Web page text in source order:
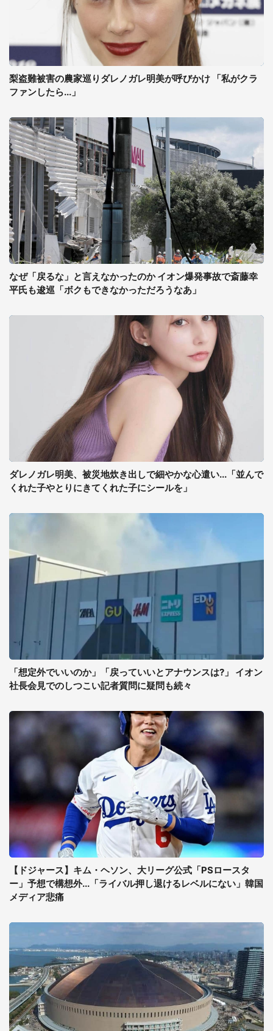
梨盗難被害の農家巡りダレノガレ明美が呼びかけ 「私がクラ
ファンしたら...」
なぜ「戻るな」と言えなかったのか イオン爆発事故で斎藤幸
平氏も逡巡「ボクもできなかっただろうなあ」
ダレノガレ明美、被災地炊き出しで細やかな心遣い...「並んで
くれた子やとりにきてくれた子にシールを」
「想定外でいいのか」「戻っていいとアナウンスは?」 イオン
社長会見でのしつこい記者質問に疑問も続々
【ドジャース】キム・ヘソン、大リーグ公式「PSロースタ
ー」予想で構想外...「ライバル押し退けるレベルにない」韓国
メディア悲痛